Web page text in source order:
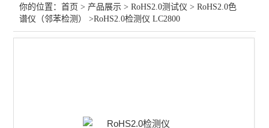
查看全部 >>
你的位置：首页 > 产品展示 >RoHS2.0测试仪 >RoHS2.0色
谱仪（邻苯检测）
>RoHS2.0检测仪 LC2800